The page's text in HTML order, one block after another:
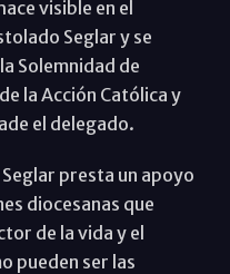
visible en el
Seglar y se
Solemnidad de
la Acción Católica y
el delegado.
presta un apoyo
diocesanas que
de la vida y el
pueden ser las